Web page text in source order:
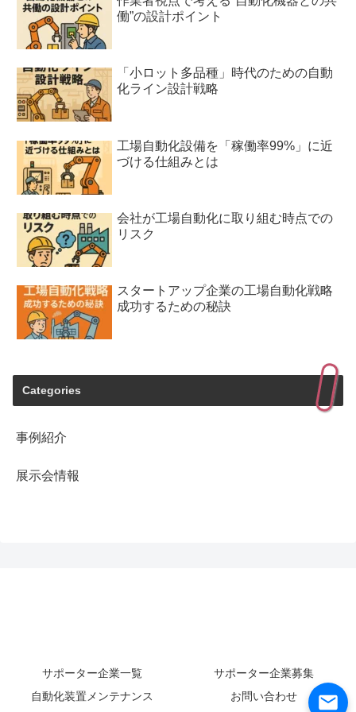
働”の設計ポイント
「小ロット多品種」時代のための自動
化ライン設計戦略
工場自動化設備を「稼働率99%」に近
づける仕組みとは
会社が工場自動化に取り組む時点での
リスク
スタートアップ企業の工場自動化戦略
成功するための秘訣
Categories
事例紹介
展示会情報
サポーター企業一覧
サポーター企業募集
自動化装置メンテナンス
お問い合わせ